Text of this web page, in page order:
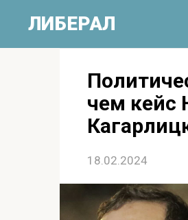
контенту
ЛИБЕРАЛ
чем кейс
18.02.2024